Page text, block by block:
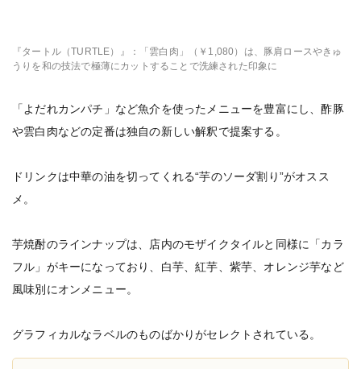
『タートル（TURTLE）』：「雲白肉」（￥1,080）は、豚肩ロースやきゅ
うりを和の技法で極薄にカットすることで洗練された印象に
「よだれカンパチ」など魚介を使ったメニューを豊富にし、酢豚
や雲白肉などの定番は独自の新しい解釈で提案する。
ドリンクは中華の油を切ってくれる“芋のソーダ割り”がオスス
メ。
芋焼酎のラインナップは、店内のモザイクタイルと同様に「カラ
フル」がキーになっており、白芋、紅芋、紫芋、オレンジ芋など
風味別にオンメニュー。
グラフィカルなラベルのものばかりがセレクトされている。